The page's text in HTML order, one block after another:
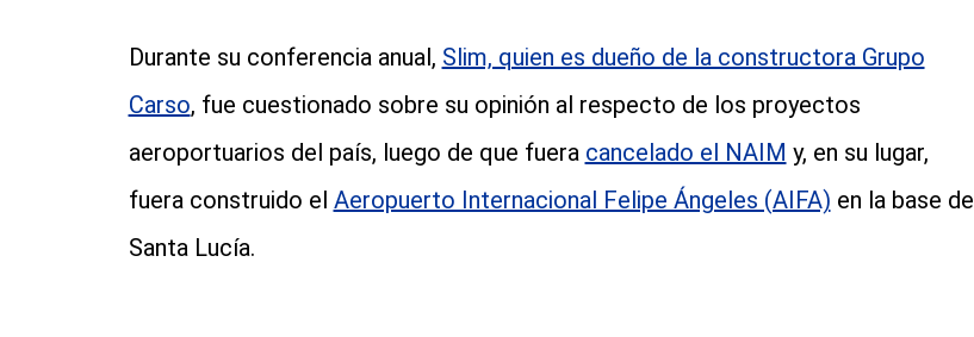
Durante su conferencia anual, Slim, quien es dueño de la constructora Grupo
Carso, fue cuestionado sobre su opinión al respecto de los proyectos
aeroportuarios del país, luego de que fuera cancelado el NAIM y, en su lugar,
fuera construido el Aeropuerto Internacional Felipe Ángeles (AIFA) en la base de
Santa Lucía.